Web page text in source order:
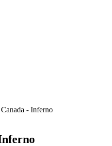
- Inferno